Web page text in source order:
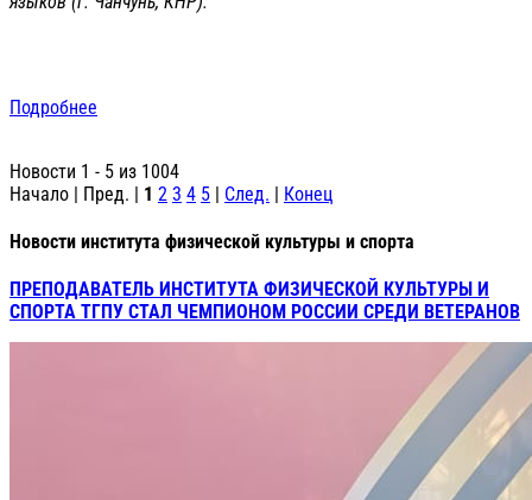
Подробнее
Новости 1 - 5 из 1004
Начало | Пред. | 1 2 3 4 5 | След. | Конец
Новости института физической культуры и спорта
ПРЕПОДАВАТЕЛЬ ИНСТИТУТА ФИЗИЧЕСКОЙ КУЛЬТУРЫ И
СПОРТА ТГПУ СТАЛ ЧЕМПИОНОМ РОССИИ СРЕДИ ВЕТЕРАНОВ